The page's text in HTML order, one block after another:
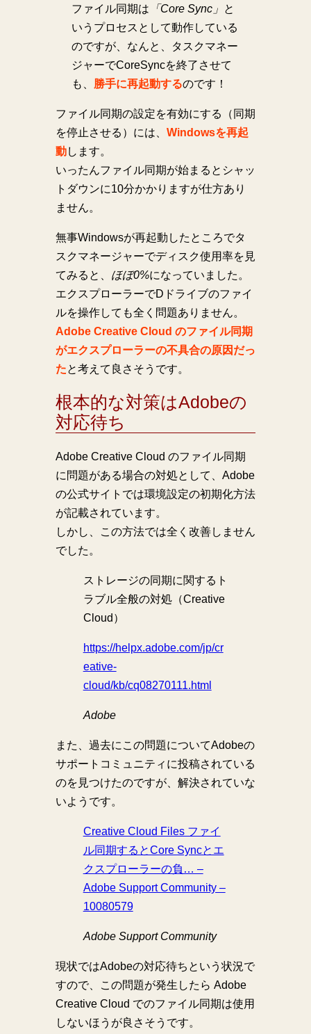
ファイル同期は 「Core Sync」 と
いうプロセスとして動作している
のですが、なんと、タスクマネー
ジャーでCoreSyncを終了させて
も、 勝手に再起動するのです！
ファイル同期の設定を有効にする（同期
を停止させる）には、 Windowsを再起
動します。
いったんファイル同期が始まるとシャッ
トダウンに10分かかりますが仕方あり
ません。
無事Windowsが再起動したところでタ
スクマネージャーでディスク使用率を見
てみると、 ほぼ0%になっていました。
エクスプローラーでDドライブのファイ
ルを操作しても全く問題ありません。
Adobe Creative Cloud のファイル同期
がエクスプローラーの不具合の原因だっ
たと考えて良さそうです。
根本的な対策はAdobeの
対応待ち
Adobe Creative Cloud のファイル同期
に問題がある場合の対処として、Adobe
の公式サイトでは環境設定の初期化方法
が記載されています。
しかし、この方法では全く改善しません
でした。
ストレージの同期に関するト
ラブル全般の対処（Creative
Cloud）
https://helpx.adobe.com/jp/cr
eative-
cloud/kb/cq08270111.html
Adobe
また、過去にこの問題についてAdobeの
サポートコミュニティに投稿されている
のを見つけたのですが、解決されていな
いようです。
Creative Cloud Files ファイ
ル同期するとCore Syncとエ
クスプローラーの負… –
Adobe Support Community –
10080579
Adobe Support Community
現状ではAdobeの対応待ちという状況で
すので、この問題が発生したら Adobe
Creative Cloud でのファイル同期は使用
しないほうが良さそうです。